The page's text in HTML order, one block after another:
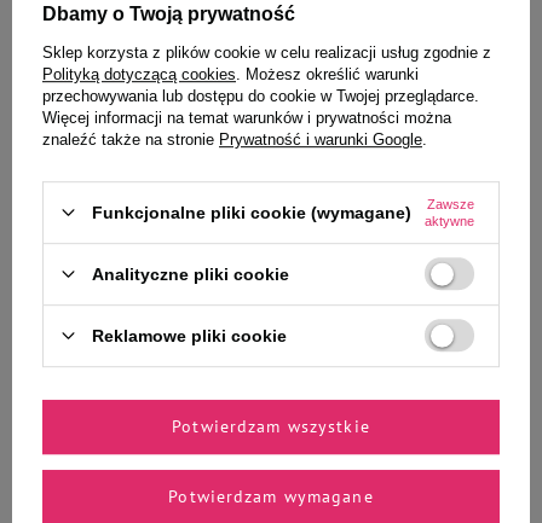
Wybrane specjalnie dla
Ciebie i Twojego czworonoga
cielęcina w kawałkach 150 g
47,99 zł 319,93 zł / kg
- +
Francodex Szampon dla psów do
czarnej sierści 250 ml
103,96 zł / l
Dbamy o Twoją prywatność
Sklep korzysta z plików cookie w celu realizacji usług zgodnie z
Polityką dotyczącą cookies . Możesz określić warunki
przechowywania lub dostępu do cookie w Twojej przeglądarce.
Więcej informacji na temat warunków i prywatności można
znaleźć także na stronie Prywatność i warunki Google
Funkcjonalne pliki cookie (wymagane)
Zawsze
aktywne
Analityczne pliki cookie
Reklamowe pliki cookie
Potwierdzam wymagane
Potwierdzam wszystkie